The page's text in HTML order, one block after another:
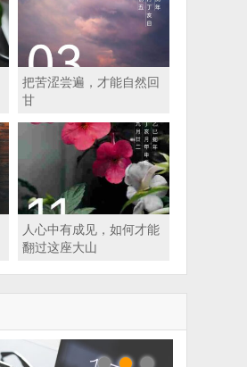
把苦涩尝遍，才能自然回
甘
人心中有成见，如何才能
翻过这座大山